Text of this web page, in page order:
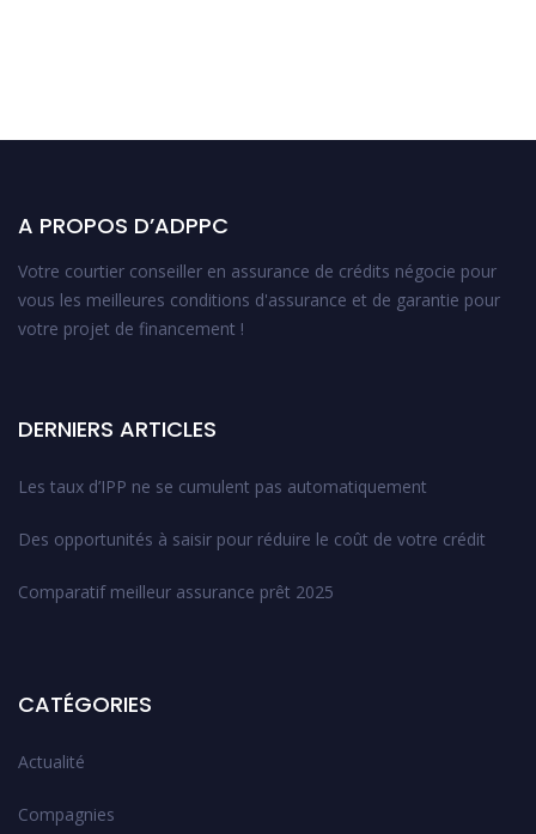
A PROPOS D’ADPPC
Votre courtier conseiller en assurance de crédits négocie pour
vous les meilleures conditions d'assurance et de garantie pour
votre projet de financement !
DERNIERS ARTICLES
Les taux d’IPP ne se cumulent pas automatiquement
Des opportunités à saisir pour réduire le coût de votre crédit
Comparatif meilleur assurance prêt 2025
CATÉGORIES
Actualité
Compagnies